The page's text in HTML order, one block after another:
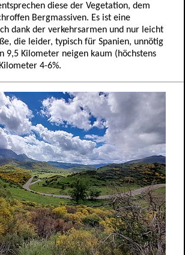
diese der Vegetation, dem
Bergmassiven. Es ist eine
dank der verkehrsarmen und nur leicht
die leider, typisch für Spanien, unnötig
9,5 Kilometer neigen kaum (höchstens
4-6%.